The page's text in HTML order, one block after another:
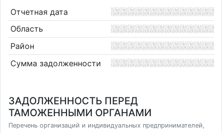
Отчетная дата
Область
Район
Сумма задолженности
ЗАДОЛЖЕННОСТЬ ПЕРЕД
ТАМОЖЕННЫМИ ОРГАНАМИ
Перечень организаций и индивидуальных предпринимателей,